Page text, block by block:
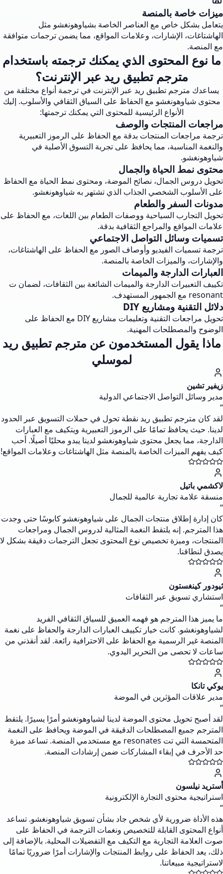
ميزات خاصة بالمنصة
يتعامل بشكل خاص مع العناصر الخاصة بشياوهونغشو مثل
الهاشتاغات، الإشارات، وعلامات المواقع، مما يضمن ترجمات متوافقة
مع المنصة.
ما نوع المحتوى الذي يمكنك ترجمته باستخدام
مترجم تطبيق ريد عبر الإنترنت؟
يساعدك مترجم تطبيق ريد عبر الإنترنت في ترجمة أنواع مختلفة من
محتوى شياوهونغشو مع الحفاظ على السياق الثقافي والأسلوب. إليك
الأنواع الرئيسية للمحتوى التي يمكنك ترجمتها:
مراجعات المنتجات والوصف
ترجمة مراجعات المنتجات بدقة مع الحفاظ على الرموز التعبيرية
والنغمة المناسبة، مما يحافظ على تجربة التسوق الأصلية في
شياوهونغشو.
محتوى نمط الحياة والجمال
تحويل دروس الجمال، نصائح الموضة، ومحتوى نمط الحياة مع الحفاظ
على الأسلوب الشخصي الجذاب الذي تشتهر به شياوهونغشو.
مدونات السفر والطعام
تحويل التجارب السياحية ووصفات الطعام بين اللغات، مع الحفاظ على
علامات المواقع والمراجع الثقافية بدقة.
تسميات وسائل التواصل الاجتماعي
ترجمة تسميات الفيديو وأوصاف الصور مع الحفاظ على الهاشتاغات،
والإشارات، والميزات الخاصة بالمنصة.
العبارات الدارجة والميمات
تكييف التعبيرات الدارجة والميمات الشائعة بين الثقافات، لضمان ت
resonant مع الجمهور المستهدف.
دلائل التقنية ومشاريع DIY
تحويل مراجعات التقنية وتعليمات مشاريع DIY مع الحفاظ على
الوضوح والمصطلحات المهنية.
ماذا يقول المستخدمون عن مترجم تطبيق ريد
لموسلي
زيفير تشين
مدير وسائل التواصل الاجتماعي الدولية
“
لقد كان مترجم تطبيق ريد نقطة تحول في حملات التسويق عبر الحدود
لدينا. حيث يحافظ تمامًا على الرموز التعبيرية ويتكيف مع العبارات
الدارجة، مما يجعل محتوى شياوهونغشو لدينا يبدو محليًا أصيلًا. أحب
كيف يفهم الميزات الخاصة بالمنصة مثل الهاشتاغات وعلامات المواقع!
لاکشمي باتيل
منسقة علامة تجارية عالمية للجمال
“
كان إدارة إطلاق منتجات الجمال على شياوهونغشو كابوسًا حتى وجدت
هذا المترجم. إنه يلتقط النغمة المثالية لدروس الجمال ومراجعات
المنتجات، وميزة تخصيص نوع المحتوى تجعل الترجمات دقيقة بشكل لا
يصدق لنطاقنا.
ثيودور كينغستون
استشاري تسويق عبر الثقافات
“
ما يميز هذا المترجم هو فهمه العميق للسياق الثقافي الفريد
لشياوهونغشو. كانت خيار تكييف العبارات الدارجة والحفاظ على نغمة
المنصة غير الرسمية مع الحفاظ على الاحترافية رائعة. لقد أنقذني من
ساعات لا تحصى من التحرير اليدوي.
يوكي تانكا
مدير علاقات المؤثرين في الموضة
“
لقد أصبح تحويل محتوى الموضة لدينا لشياوهونغشو أمرًا يسيرًا. يلتقط
المترجم جميع المصطلحات الدقيقة في الموضة ويحافظ على النغمة
المتحمسة التي تت resonates مع مستخدمي المنصة. تساعد ميزة
حد الأحرف في إبقاء المشاركات ضمن إرشادات المنصة.
أستريد نيلسون
استراتيجية محتوى التجارة الإلكترونية
“
هذه الأداة ضرورية لأي شخص جاد بشأن تسويق شياوهونغشو. تساعد
أنواع المحتوى القابلة للتخصيص ونغمات الترجمة في الحفاظ على
صوت العلامة التجارية مع التكيف مع التفضيلات المحلية. بالإضافة إلى
ذلك، يعد الحفاظ على روابط المنتجات والإشارات أمرًا ضروريًا تمامًا
لاستراتيجية مبيعاتنا.